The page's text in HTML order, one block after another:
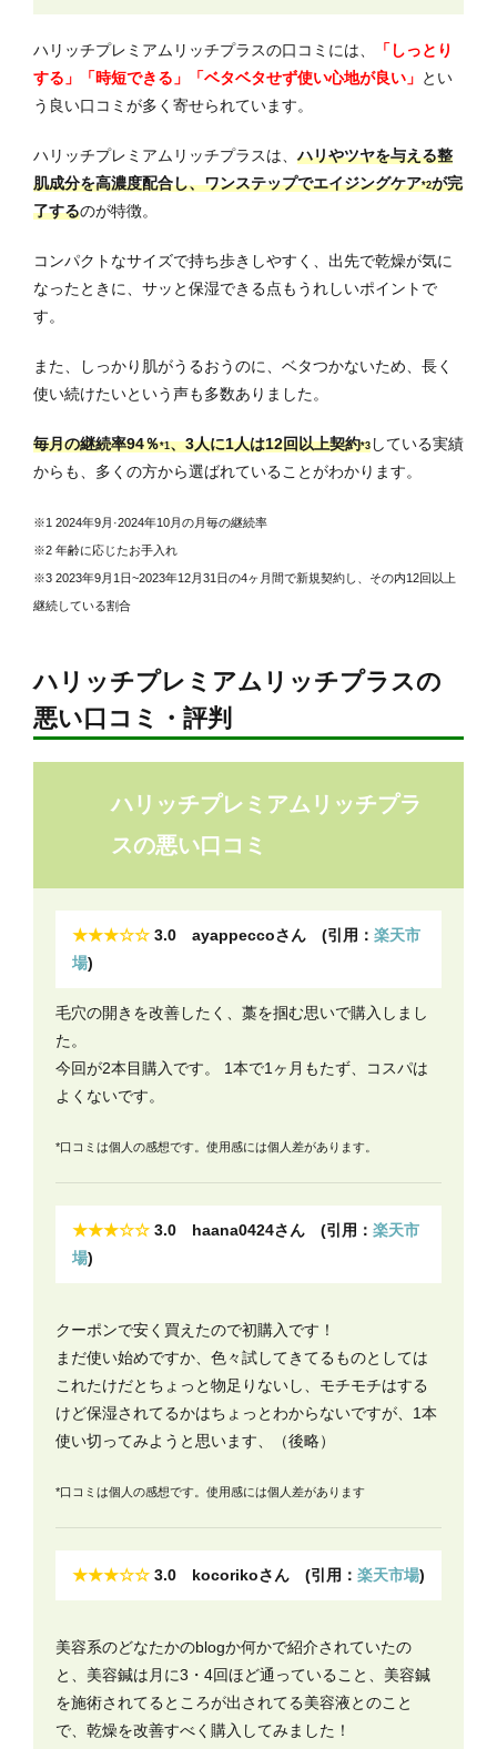
ハリッチプレミアムリッチプラスの口コミには、
「しっとり
する」「時短できる」「ベタベタせず使い心地が良い」 とい
う良い口コミが多く寄せられています。
ハリッチプレミアムリッチプラスは、ハリやツヤを与える整
肌成分を高濃度配合し、ワンステップでエイジングケア*2が完
了するのが特徴。
コンパクトなサイズで持ち歩きしやすく、出先で乾燥が気に
なったときに、サッと保湿できる点もうれしいポイントで
す。
また、しっかり肌がうるおうのに、ベタつかないため、長く
使い続けたいという声も多数ありました。
毎月の継続率94％*1、3人に1人は12回以上契約*3 している実績
からも、多くの方から選ばれていることがわかります。
※1 2024年9月·2024年10月の月毎の継続率
※2 年齢に応じたお手入れ
※3 2023年9月1日~2023年12月31日の4ヶ月間で新規契約し、その内12回以上
継続している割合
ハリッチプレミアムリッチプラスの
悪い口コミ・評判
ハリッチプレミアムリッチプラ
スの悪い口コミ
★★★☆☆ 3.0 ayappeccoさん (引用： 楽天市
場)
毛穴の開きを改善したく、藁を掴む思いで購入しまし
た。
今回が2本目購入です。 1本で1ヶ月もたず、コスパは
よくないです。
*口コミは個人の感想です。使用感には個人差があります。
★★★☆☆ 3.0 haana0424さん (引用： 楽天市
場)
クーポンで安く買えたので初購入です！
まだ使い始めですか、色々試してきてるものとしては
これたけだとちょっと物足りないし、モチモチはする
けど保湿されてるかはちょっとわからないですが、1本
使い切ってみようと思います、（後略）
*口コミは個人の感想です。使用感には個人差があります
★★★☆☆ 3.0 kocorikoさん (引用： 楽天市場)
美容系のどなたかのblogか何かで紹介されていたの
と、美容鍼は月に3・4回ほど通っていること、美容鍼
を施術されてるところが出されてる美容液とのこと
で、乾燥を改善すべく購入してみました！